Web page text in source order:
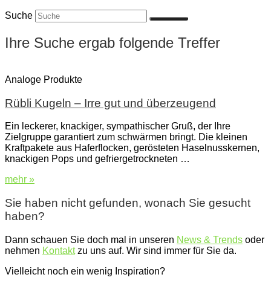
Suche
Ihre Suche ergab folgende Treffer
Analoge Produkte
Rübli Kugeln – Irre gut und überzeugend
Ein leckerer, knackiger, sympathischer Gruß, der Ihre
Zielgruppe garantiert zum schwärmen bringt. Die kleinen
Kraftpakete aus Haferflocken, gerösteten Haselnusskernen,
knackigen Pops und gefriergetrockneten …
mehr »
Sie haben nicht gefunden, wonach Sie gesucht
haben?
Dann schauen Sie doch mal in unseren News & Trends oder
nehmen Kontaktzu uns auf. Wir sind immer für Sie da.
Vielleicht noch ein wenig Inspiration?